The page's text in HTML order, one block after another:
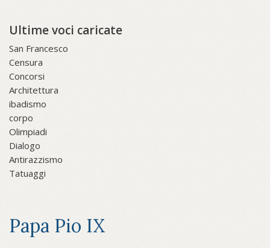
Ultime voci caricate
San Francesco
Censura
Concorsi
Architettura
ibadismo
corpo
Olimpiadi
Dialogo
Antirazzismo
Tatuaggi
Papa Pio IX